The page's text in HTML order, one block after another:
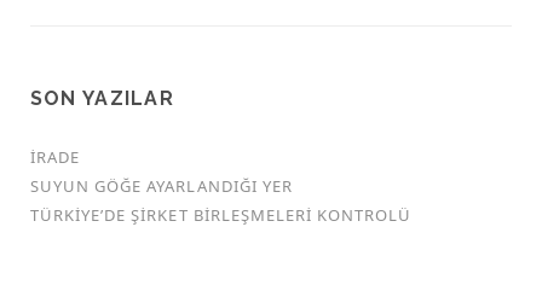
SON YAZILAR
İRADE
SUYUN GÖĞE AYARLANDIĞI YER
TÜRKİYE’DE ŞİRKET BİRLEŞMELERİ KONTROLÜ